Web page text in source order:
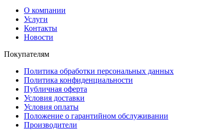
О компании
Услуги
Контакты
Новости
Покупателям
Политика обработки персональных данных
Политика конфиденциальности
Публичная оферта
Условия доставки
Условия оплаты
Положение о гарантийном обслуживании
Производители